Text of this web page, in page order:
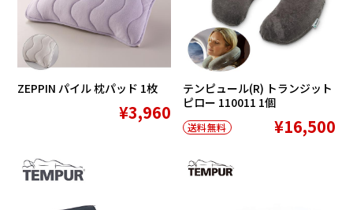
ZEPPIN パイル 枕パッド 1枚
¥3,960
テンピュール(R) トランジット
ピロー 110011 1個
送料無料 ¥16,500